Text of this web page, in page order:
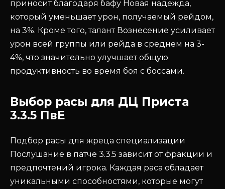
приносит благодаря бафу Новая надежда,
который уменьшает урон, получаемый рейдом,
на 3%. Кроме того, талант Вознесение усиливает
урон всей группы или рейда в среднем на 3-
4%, что значительно улучшает общую
продуктивность во время боя с боссами.
Выбор расы для ДЦ Приста
3.3.5 ПвЕ
Подбор расы для жреца специализации
Послушание в патче 3.3.5 зависит от фракции и
предпочтений игрока. Каждая раса обладает
уникальными способностями, которые могут